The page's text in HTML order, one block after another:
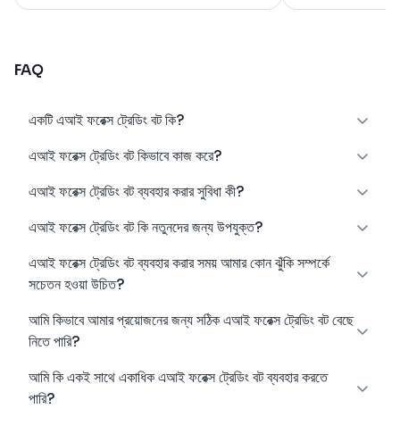
FAQ
একটি এআই ফরেক্স ট্রেডিং বট কি?
এআই ফরেক্স ট্রেডিং বট কিভাবে কাজ করে?
এআই ফরেক্স ট্রেডিং বট ব্যবহার করার সুবিধা কী?
এআই ফরেক্স ট্রেডিং বট কি নতুনদের জন্য উপযুক্ত?
এআই ফরেক্স ট্রেডিং বট ব্যবহার করার সময় আমার কোন ঝুঁকি সম্পর্কে
সচেতন হওয়া উচিত?
আমি কিভাবে আমার প্রয়োজনের জন্য সঠিক এআই ফরেক্স ট্রেডিং বট বেছে
নিতে পারি?
আমি কি একই সাথে একাধিক এআই ফরেক্স ট্রেডিং বট ব্যবহার করতে
পারি?